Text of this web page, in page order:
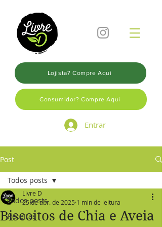
Lojista? Compre Aqui
Consumidor? Compre Aqui
Entrar
Post
Todos posts
Receitas
Todos posts
Biscoitos de Chia e Aveia
Livre D
25 de abr. de 2025 1 min de leitura